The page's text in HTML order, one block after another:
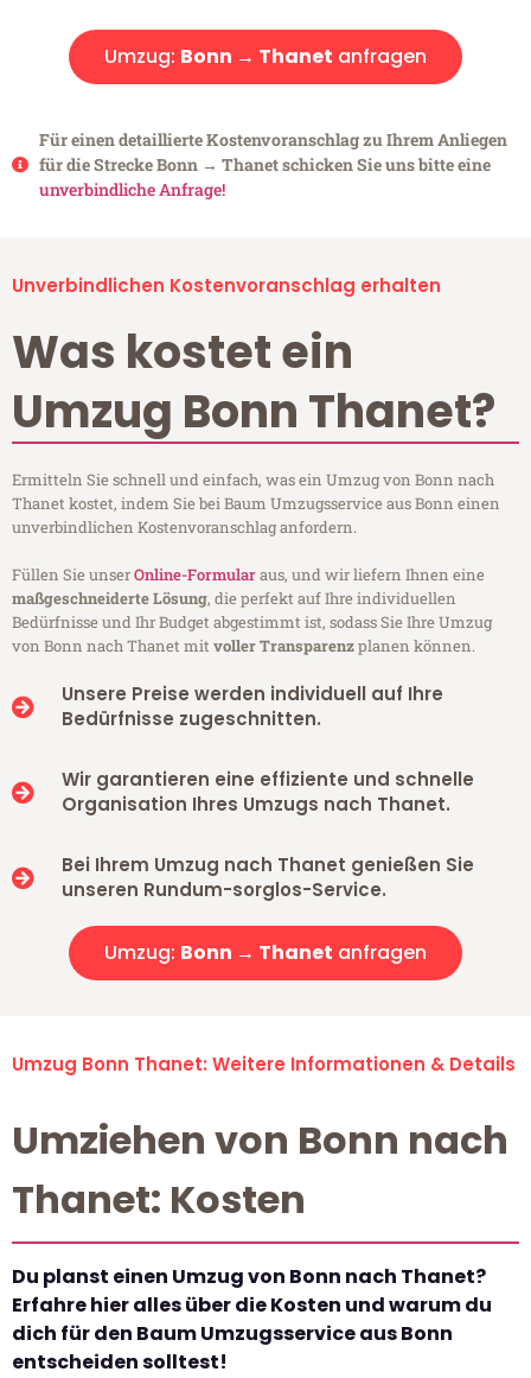
Umzug: Bonn → Thanet anfragen
Für einen detaillierte Kostenvoranschlag zu Ihrem Anliegen
für die Strecke Bonn → Thanet schicken Sie uns bitte eine
unverbindliche Anfrage!
Unverbindlichen Kostenvoranschlag erhalten
Was kostet ein
Umzug Bonn Thanet?
Ermitteln Sie schnell und einfach, was ein Umzug von Bonn nach
Thanet kostet, indem Sie bei Baum Umzugsservice aus Bonn einen
unverbindlichen Kostenvoranschlag anfordern.
Füllen Sie unserOnline-Formularaus, und wir liefern Ihnen eine
maßgeschneiderte Lösung, die perfekt auf Ihre individuellen
Bedürfnisse und Ihr Budget abgestimmt ist, sodass Sie Ihre Umzug
von Bonn nach Thanet mitvoller Transparenzplanen können.
Unsere Preise werden individuell auf Ihre
Bedürfnisse zugeschnitten.
Wir garantieren eine effiziente und schnelle
Organisation Ihres Umzugs nach Thanet.
Bei Ihrem Umzug nach Thanet genießen Sie
unseren Rundum-sorglos-Service.
Umzug: Bonn → Thanet anfragen
Umzug Bonn Thanet: Weitere Informationen & Details
Umziehen von Bonn nach
Thanet: Kosten
Du planst einen Umzug von Bonn nach Thanet?
Erfahre hier alles über die Kosten und warum du
dich für den Baum Umzugsservice aus Bonn
entscheiden solltest!